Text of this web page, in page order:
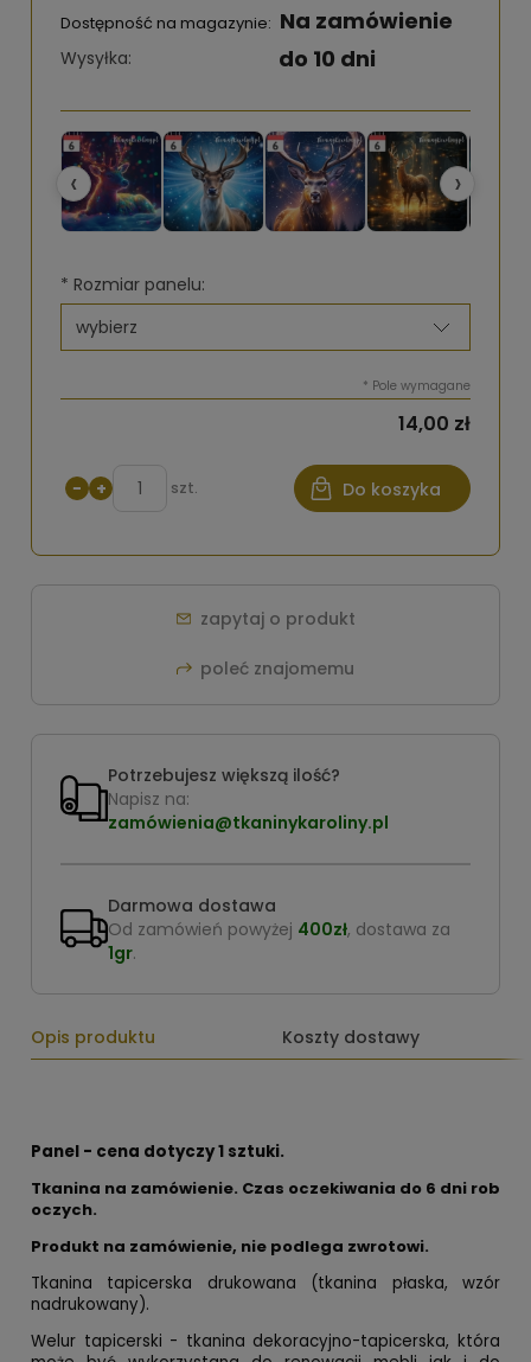
Dostępność na magazynie: Na zamówienie
Wysyłka: do 10 dni
‹ ›
* Rozmiar panelu:
* Pole wymagane
14,00 zł
− + szt. Do koszyka
zapytaj o produkt
poleć znajomemu
Potrzebujesz większą ilość?
Napisz na:
zamówienia@tkaninykaroliny.pl
Darmowa dostawa
Od zamówień powyżej 400zł, dostawa za
1gr.
Opis produktu Koszty dostawy
Panel - cena dotyczy 1 sztuki.
Tkanina na zamówienie. Czas oczekiwania do 6 dni rob
oczych.
Produkt na zamówienie, nie podlega zwrotowi.
Tkanina tapicerska drukowana (tkanina płaska, wzór
nadrukowany).
Welur tapicerski - tkanina dekoracyjno-tapicerska, która